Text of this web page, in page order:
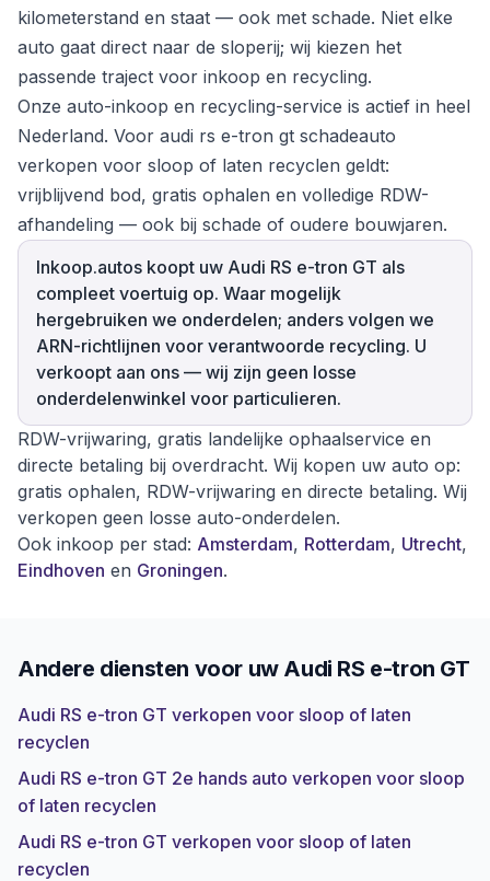
kilometerstand en staat — ook met schade. Niet elke
auto gaat direct naar de sloperij; wij kiezen het
passende traject voor inkoop en recycling.
Onze auto-inkoop en recycling-service is actief in heel
Nederland. Voor audi rs e-tron gt schadeauto
verkopen voor sloop of laten recyclen geldt:
vrijblijvend bod, gratis ophalen en volledige RDW-
afhandeling — ook bij schade of oudere bouwjaren.
Inkoop.autos koopt uw Audi RS e-tron GT als
compleet voertuig op. Waar mogelijk
hergebruiken we onderdelen; anders volgen we
ARN-richtlijnen voor verantwoorde recycling. U
verkoopt aan ons — wij zijn geen losse
onderdelenwinkel voor particulieren.
RDW-vrijwaring, gratis landelijke ophaalservice en
directe betaling bij overdracht. Wij kopen uw auto op:
gratis ophalen, RDW-vrijwaring en directe betaling. Wij
verkopen geen losse auto-onderdelen.
Ook inkoop per stad: Amsterdam, Rotterdam, Utrecht,
Eindhoven en Groningen.
Andere diensten voor uw Audi RS e-tron GT
Audi RS e-tron GT verkopen voor sloop of laten
recyclen
Audi RS e-tron GT 2e hands auto verkopen voor sloop
of laten recyclen
Audi RS e-tron GT verkopen voor sloop of laten
recyclen